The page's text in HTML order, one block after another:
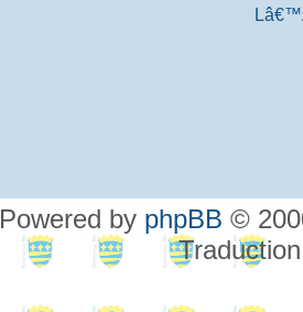
Powered by phpBB ©